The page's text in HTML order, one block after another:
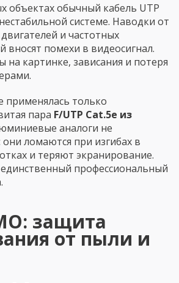
обычный кабель UTP
системе. Наводки от
и частотных
вносят помехи в видеосигнал.
картинке, зависания и потеря
применялась только
пара F/UTP Cat.5e из
аналоги не
они ломаются при изгибах в
и теряют экранирование.
профессиональный
защита
от пыли и